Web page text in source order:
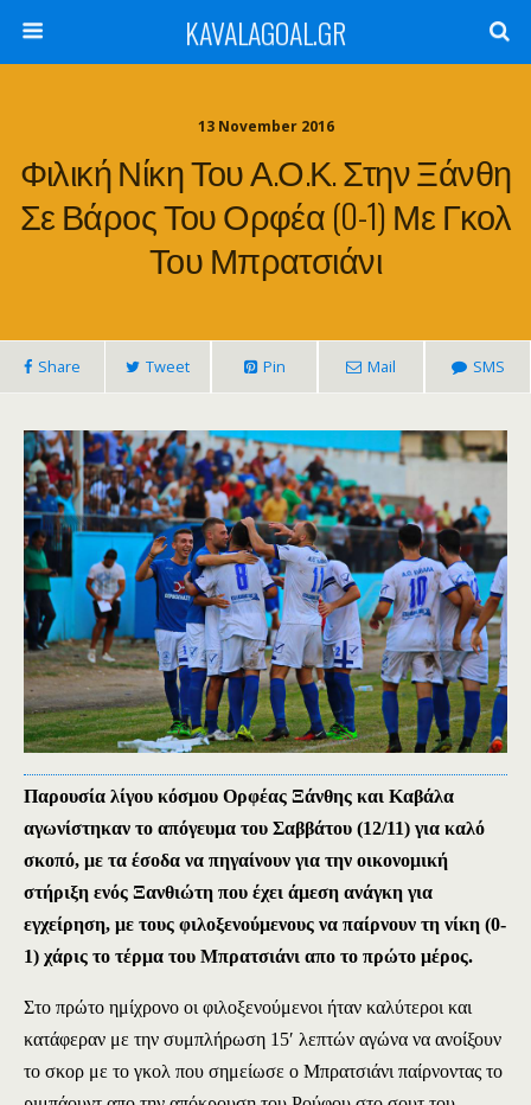
KAVALAGOAL.GR
13 November 2016
Φιλική Νίκη Του Α.Ο.Κ. Στην Ξάνθη
Σε Βάρος Του Ορφέα (0-1) Με Γκολ
Του Μπρατσιάνι
Share Tweet Pin Mail SMS
Παρουσία λίγου κόσμου Ορφέας Ξάνθης και Καβάλα
αγωνίστηκαν το απόγευμα του Σαββάτου (12/11) για καλό
σκοπό, με τα έσοδα να πηγαίνουν για την οικονομική
στήριξη ενός Ξανθιώτη που έχει άμεση ανάγκη για
εγχείρηση, με τους φιλοξενούμενους να παίρνουν τη νίκη (0-
1) χάρις το τέρμα του Μπρατσιάνι απο το πρώτο μέρος.
Στο πρώτο ημίχρονο οι φιλοξενούμενοι ήταν καλύτεροι και
κατάφεραν με την συμπλήρωση 15′ λεπτών αγώνα να ανοίξουν
το σκορ με το γκολ που σημείωσε ο Μπρατσιάνι παίρνοντας το